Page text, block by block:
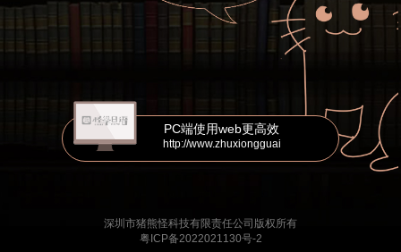
PC端使用web更高效
http://www.zhuxiongguai
深圳市猪熊怪科技有限责任公司版权所有
粤ICP备2022021130号-2